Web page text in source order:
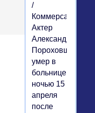
/
Коммерсантъ
Актер
Александр
Пороховщиков
умер в
больнице
ночью 15
апреля
после